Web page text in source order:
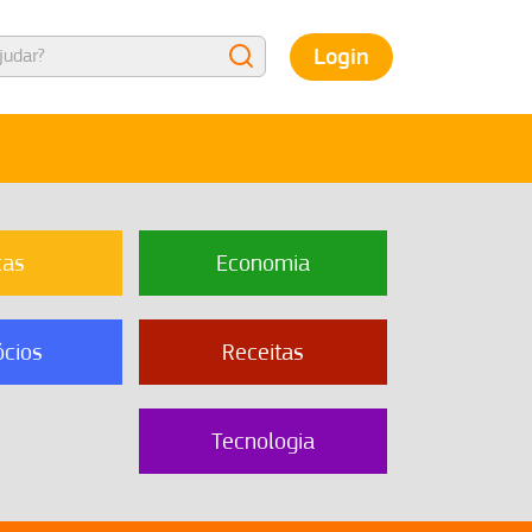
Login
Economia
Receitas
Tecnologia